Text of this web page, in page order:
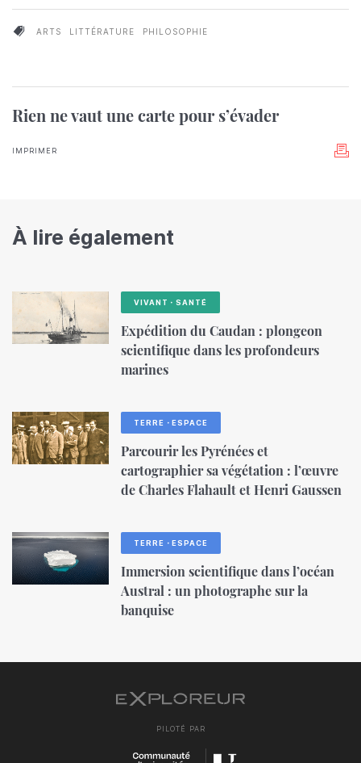
ARTS LITTÉRATURE PHILOSOPHIE
Rien ne vaut une carte pour s’évader
IMPRIMER
À lire également
VIVANT・SANTÉ
Expédition du Caudan : plongeon
scientifique dans les profondeurs
marines
TERRE・ESPACE
Parcourir les Pyrénées et
cartographier sa végétation : l’œuvre
de Charles Flahault et Henri Gaussen
TERRE・ESPACE
Immersion scientifique dans l’océan
Austral : un photographe sur la
banquise
PILOTÉ PAR